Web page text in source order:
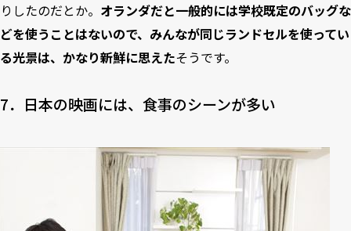
りしたのだとか。 オランダだと一般的には学校既定のバッグな
どを使うことはないので、みんなが同じランドセルを使ってい
る光景は、かなり新鮮に思えたそうです。
7．日本の映画には、食事のシーンが多い